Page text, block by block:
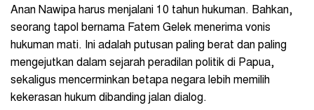
Anan Nawipa harus menjalani 10 tahun hukuman. Bahkan,
seorang tapol bernama Fatem Gelek menerima vonis
hukuman mati. Ini adalah putusan paling berat dan paling
mengejutkan dalam sejarah peradilan politik di Papua,
sekaligus mencerminkan betapa negara lebih memilih
kekerasan hukum dibanding jalan dialog.